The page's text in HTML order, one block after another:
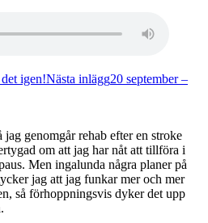
igen!Nästa inlägg20 september –
genomgår rehab efter en stroke
om att jag har nåt att tillföra i
Men ingalunda några planer på
jag att jag funkar mer och mer
så förhoppningsvis dyker det upp